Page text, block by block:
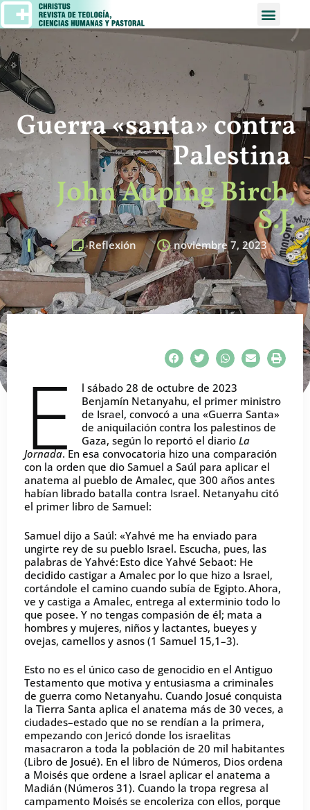
Guerra «santa» contra
Palestina
John Auping Birch,
S.J.
Reflexión noviembre 7, 2023
E
l sábado 28 de octubre de 2023
Benjamín Netanyahu, el primer ministro
de Israel, convocó a una «Guerra Santa»
de aniquilación contra los palestinos de
Gaza, según lo reportó el diario La
Jornada. En esa convocatoria hizo una comparación
con la orden que dio Samuel a Saúl para aplicar el
anatema al pueblo de Amalec, que 300 años antes
habían librado batalla contra Israel. Netanyahu citó
el primer libro de Samuel:
Samuel dijo a Saúl: «Yahvé me ha enviado para
ungirte rey de su pueblo Israel. Escucha, pues, las
palabras de Yahvé: Esto dice Yahvé Sebaot: He
decidido castigar a Amalec por lo que hizo a Israel,
cortándole el camino cuando subía de Egipto. Ahora,
ve y castiga a Amalec, entrega al exterminio todo lo
que posee. Y no tengas compasión de él; mata a
hombres y mujeres, niños y lactantes, bueyes y
ovejas, camellos y asnos (1 Samuel 15,1–3).
Esto no es el único caso de genocidio en el Antiguo
Testamento que motiva y entusiasma a criminales
de guerra como Netanyahu. Cuando Josué conquista
la Tierra Santa aplica el anatema más de 30 veces, a
ciudades–estado que no se rendían a la primera,
empezando con Jericó donde los israelitas
masacraron a toda la población de 20 mil habitantes
(Libro de Josué). En el libro de Números, Dios ordena
a Moisés que ordene a Israel aplicar el anatema a
Madián (Números 31). Cuando la tropa regresa al
campamento Moisés se encoleriza con ellos, porque